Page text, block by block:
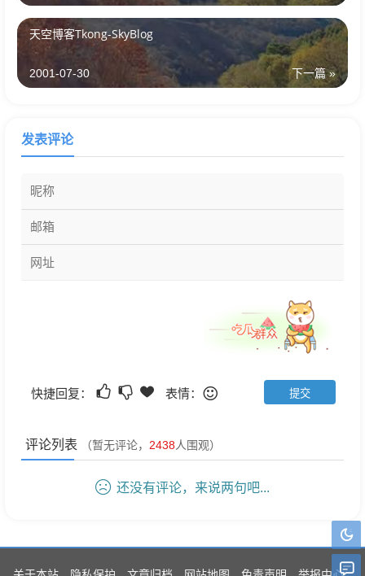
天空博客Tkong-SkyBlog
下一篇 »
2001-07-30
发表评论
快捷回复： 表情：
评论列表 （暂无评论， 2438人围观）
还没有评论，来说两句吧...